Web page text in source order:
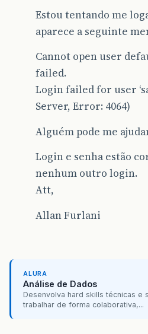
Estou tentando me
aparece a seguinte
Cannot open user
failed.
Login failed for user
Server, Error: 4064)
Alguém pode me
Login e senha estão
nenhum outro login.
Att,
Allan Furlani
ALURA
Análise de Dados
Desenvolva hard skills técnicas e
trabalhar de forma colaborativa,...